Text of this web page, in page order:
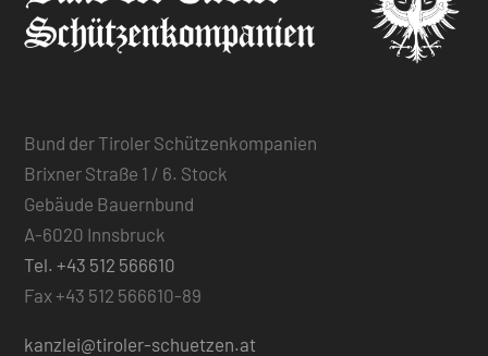
Bund der Tiroler Schützenkompanien
Brixner Straße 1 / 6. Stock
Gebäude Bauernbund
A-6020 Innsbruck
Tel. +43 512 566610
Fax +43 512 566610-89
kanzlei@tiroler-schuetzen.at